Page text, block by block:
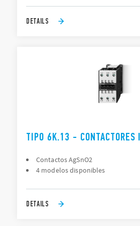
DETAILS
TIPO 6K.13 - CONTACTORES
Contactos AgSnO2
4 modelos disponibles
DETAILS